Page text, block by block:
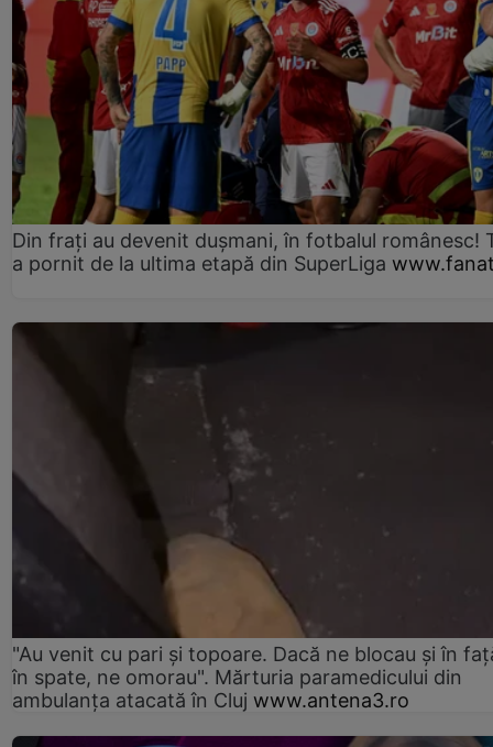
Din frați au devenit dușmani, în fotbalul românesc!
a pornit de la ultima etapă din SuperLiga
"Au venit cu pari și topoare. Dacă ne blocau şi în
în spate, ne omorau". Mărturia paramedicului din
ambulanţa atacată în Cluj www.antena3.ro